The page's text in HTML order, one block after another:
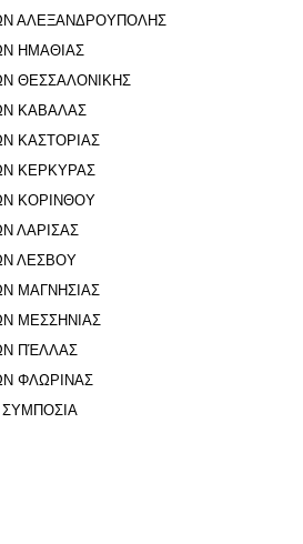
ΑΛΕΞΑΝΔΡΟΥΠΟΛΗΣ
ΗΜΑΘΙΑΣ
ΘΕΣΣΑΛΟΝΙΚΗΣ
ΚΑΒΑΛΑΣ
ΚΑΣΤΟΡΙΑΣ
ΚΕΡΚΥΡΑΣ
ΚΟΡΙΝΘΟΥ
ΛΑΡΙΣΑΣ
ΛΕΣΒΟΥ
ΜΑΓΝΗΣΙΑΣ
ΜΕΣΣΗΝΙΑΣ
ΠΈΛΛΑΣ
ΦΛΩΡΙΝΑΣ
ΣΥΜΠΟΣΙΑ